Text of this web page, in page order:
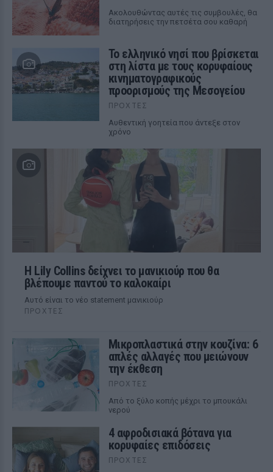
Ακολουθώντας αυτές τις συμβουλές, θα
διατηρήσεις την πετσέτα σου καθαρή
Το ελληνικό νησί που βρίσκεται
στη λίστα με τους κορυφαίους
κινηματογραφικούς
προορισμούς της Μεσογείου
ΠΡΟΧΤΈΣ
Αυθεντική γοητεία που άντεξε στον
χρόνο
Η Lily Collins δείχνει το μανικιούρ που θα
βλέπουμε παντού το καλοκαίρι
Αυτό είναι το νέο statement μανικιούρ
ΠΡΟΧΤΈΣ
Μικροπλαστικά στην κουζίνα: 6
απλές αλλαγές που μειώνουν
την έκθεση
ΠΡΟΧΤΈΣ
Από το ξύλο κοπής μέχρι το μπουκάλι
νερού
4 αφροδισιακά βότανα για
κορυφαίες επιδόσεις
ΠΡΟΧΤΈΣ